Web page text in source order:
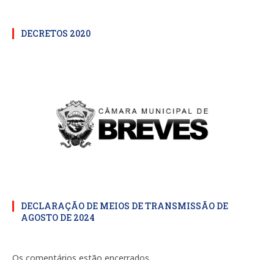
DECRETOS 2020
DECLARAÇÃO DE MEIOS DE TRANSMISSÃO DE
AGOSTO DE 2024
Os comentários estão encerrados.